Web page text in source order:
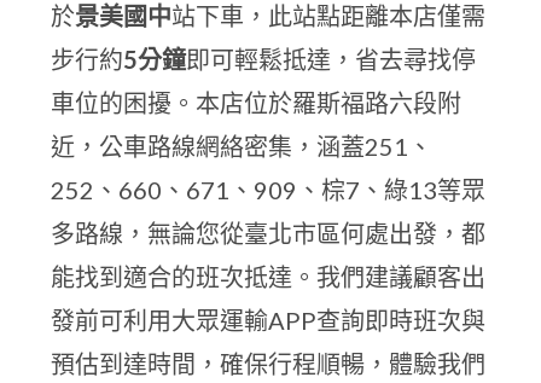
於景美國中站下車，此站點距離本店僅需
步行約5分鐘即可輕鬆抵達，省去尋找停
車位的困擾。本店位於羅斯福路六段附
近，公車路線網絡密集，涵蓋251、
252、660、671、909、棕7、綠13等眾
多路線，無論您從臺北市區何處出發，都
能找到適合的班次抵達。我們建議顧客出
發前可利用大眾運輸APP查詢即時班次與
預估到達時間，確保行程順暢，體驗我們